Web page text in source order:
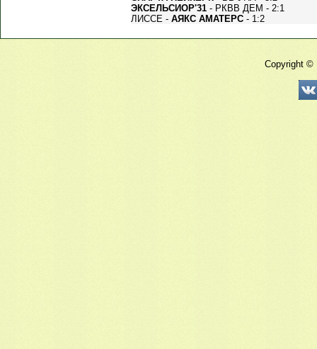
ЭКСЕЛЬСИОР'31 - РКВВ ДЕМ - 2:1
ЛИССЕ - АЯКС АМАТЕРС - 1:2
Copyright ©